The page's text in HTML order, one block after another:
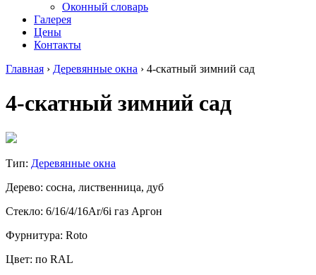
Оконный словарь
Галерея
Цены
Контакты
Главная › Деревянные окна › 4-скатный зимний сад
4-скатный зимний сад
Тип: Деревянные окна
Дерево: сосна, лиственница, дуб
Стекло: 6/16/4/16Ar/6i газ Аргон
Фурнитура: Roto
Цвет: по RAL